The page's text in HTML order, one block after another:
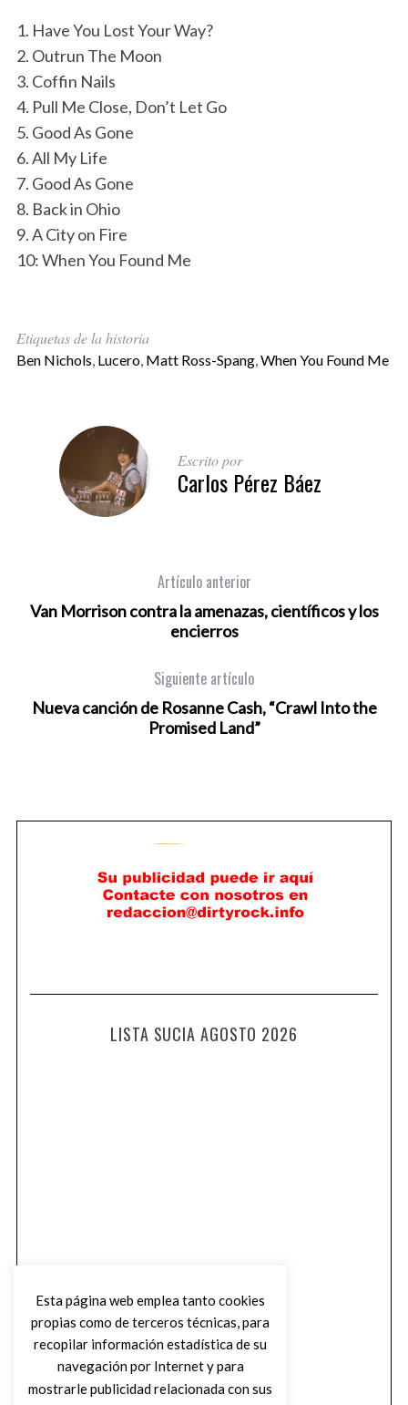
1. Have You Lost Your Way?
2. Outrun The Moon
3. Coffin Nails
4. Pull Me Close, Don’t Let Go
5. Good As Gone
6. All My Life
7. Good As Gone
8. Back in Ohio
9. A City on Fire
10: When You Found Me
Etiquetas de la historia
Ben Nichols, Lucero, Matt Ross-Spang,When You Found Me
Escrito por
Carlos Pérez Báez
Artículo anterior
Van Morrison contra la amenazas, científicos y los
encierros
Siguiente artículo
Nueva canción de Rosanne Cash, “Crawl Into the
Promised Land”
LISTA SUCIA AGOSTO 2026
Esta página web emplea tanto cookies
propias como de terceros técnicas, para
recopilar información estadística de su
navegación por Internet y para
mostrarle publicidad relacionada con sus